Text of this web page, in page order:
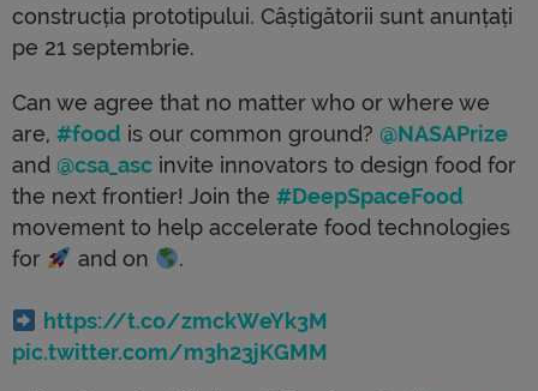
construcția prototipului. Câștigătorii sunt anunțați
pe 21 septembrie.
Can we agree that no matter who or where we
are, #food is our common ground? @NASAPrize
and @csa_asc invite innovators to design food for
the next frontier! Join the #DeepSpaceFood
movement to help accelerate food technologies
for
and on .
https://t.co/zmckWeYk3M
pic.twitter.com/m3h23jKGMM